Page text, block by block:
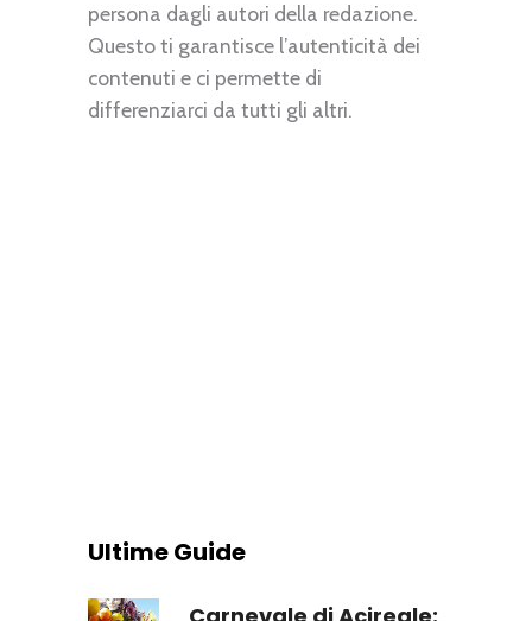
persona dagli autori della redazione.
Questo ti garantisce l’autenticità dei
contenuti e ci permette di
differenziarci da tutti gli altri.
Ultime Guide